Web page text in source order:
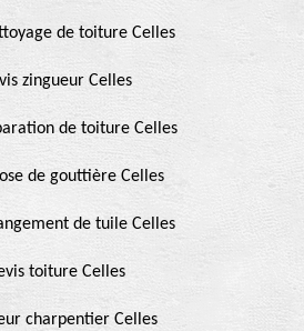
de toiture Celles
zingueur Celles
de toiture Celles
de gouttière Celles
de tuile Celles
toiture Celles
charpentier Celles